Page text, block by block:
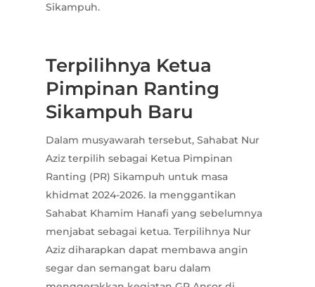
Sikampuh.
Terpilihnya Ketua
Pimpinan Ranting
Sikampuh Baru
Dalam musyawarah tersebut, Sahabat Nur
Aziz terpilih sebagai Ketua Pimpinan
Ranting (PR) Sikampuh untuk masa
khidmat 2024-2026. Ia menggantikan
Sahabat Khamim Hanafi yang sebelumnya
menjabat sebagai ketua. Terpilihnya Nur
Aziz diharapkan dapat membawa angin
segar dan semangat baru dalam